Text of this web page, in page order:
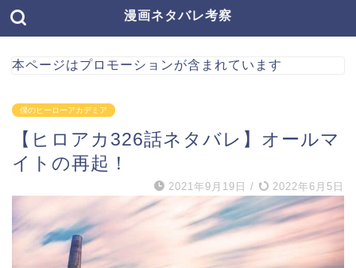
漫画ネタバレ考察
本ページはプロモーションが含まれています
僕のヒーローアカデミア
【ヒロアカ326話ネタバレ】オールマ
イトの再起！
2021年9月19日 / 2022年6月5日